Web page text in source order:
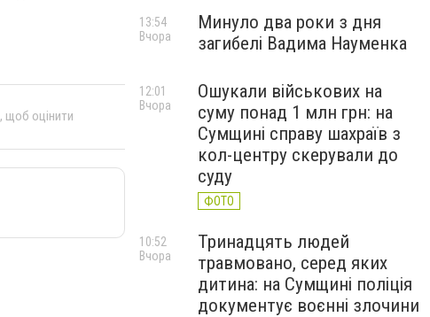
, щоб оцінити
Минуло два роки з дня
загибелі Вадима Науменка
13:54
Вчора
Ошукали військових на
суму понад 1 млн грн: на
Сумщині справу шахраїв з
кол-центру скерували до
суду
ФОТО
12:01
Вчора
Тринадцять людей
травмовано, серед яких
дитина: на Сумщині поліція
документує воєнні злочини
10:52
Вчора